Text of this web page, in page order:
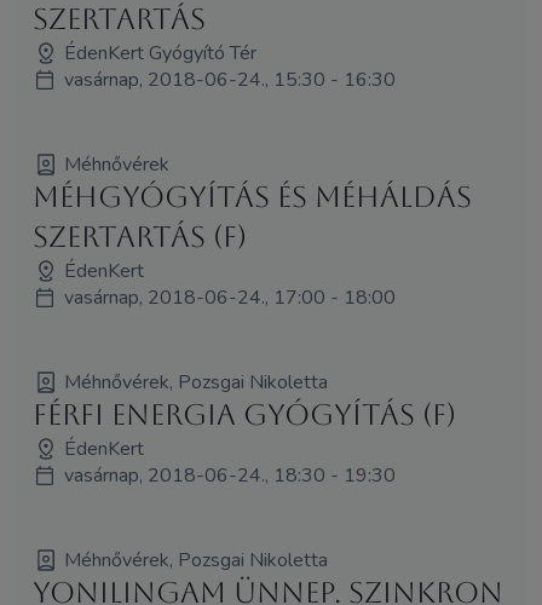
szertartás
ÉdenKert Gyógyító Tér
vasárnap, 2018-06-24., 15:30 - 16:30
Méhnővérek
Méhgyógyítás és MéhÁldás
szertartás (F)
ÉdenKert
vasárnap, 2018-06-24., 17:00 - 18:00
Méhnővérek, Pozsgai Nikoletta
Férfi Energia Gyógyítás (F)
ÉdenKert
vasárnap, 2018-06-24., 18:30 - 19:30
Méhnővérek, Pozsgai Nikoletta
YoniLingam Ünnep. Szinkron